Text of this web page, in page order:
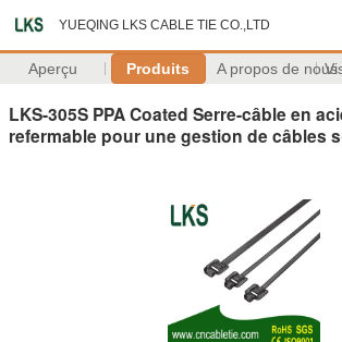
YUEQING LKS CABLE TIE CO.,LTD
Aperçu Produits A propos de nous
LKS-305S PPA Coated Serre-câble en
refermable pour une gestion de câbles